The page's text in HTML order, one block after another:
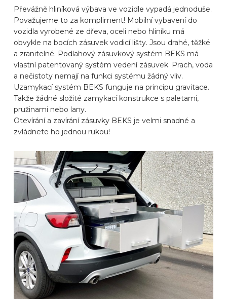
ZNAČKY AUTOMOBILŮ
KONTAKT
VYBAVIT ONLINE
CS
Převážně hliníková výbava ve vozidle vypadá jednoduše.
Považujeme to za kompliment! Mobilní vybavení do
vozidla vyrobené ze dřeva, oceli nebo hliníku má
obvykle na bocích zásuvek vodicí lišty. Jsou drahé, těžké
a zranitelné. Podlahový zásuvkový systém BEKS má
vlastní patentovaný systém vedení zásuvek. Prach, voda
a nečistoty nemají na funkci systému žádný vliv.
Uzamykací systém BEKS funguje na principu gravitace.
Takže žádné složité zamykací konstrukce s paletami,
pružinami nebo lany.
Otevírání a zavírání zásuvky BEKS je velmi snadné a
zvládnete ho jednou rukou!